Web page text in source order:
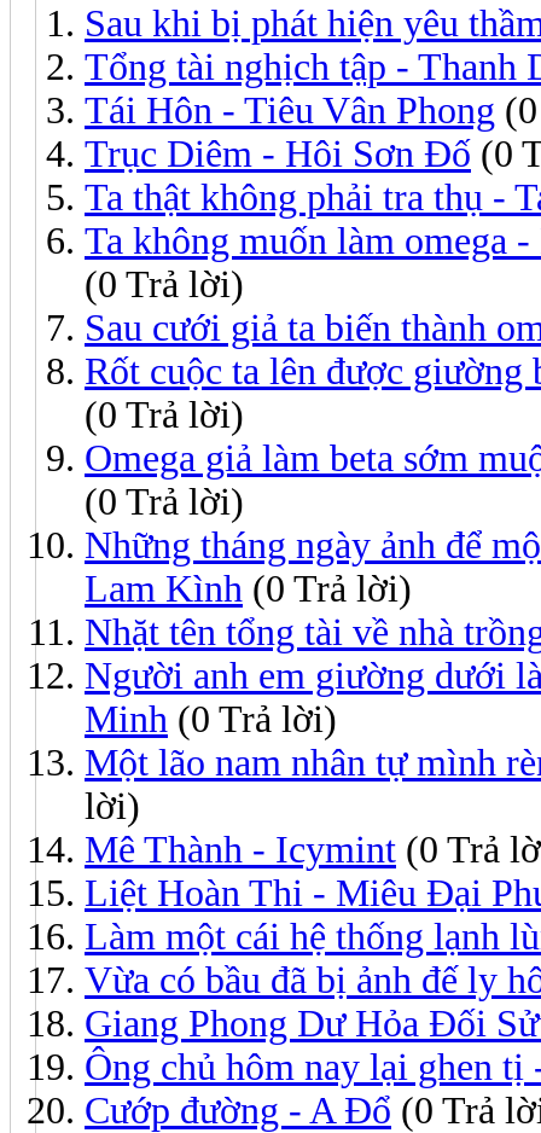
Sau khi bị phát hiện yêu
Tổng tài nghịch tập - Thanh
Tái Hôn - Tiêu Vân Phong
Trục Diêm - Hôi Sơn Đố (0
Ta thật không phải tra thụ -
Ta không muốn làm omega
(0 Trả lời)
Sau cưới giả ta biến thành
Rốt cuộc ta lên được giường
(0 Trả lời)
Omega giả làm beta sớm
(0 Trả lời)
Những tháng ngày ảnh để
Lam Kình (0 Trả lời)
Nhặt tên tổng tài về nhà
Người anh em giường dưới
Minh (0 Trả lời)
Một lão nam nhân tự mình
lời)
Mê Thành - Icymint (0 Trả
Liệt Hoàn Thi - Miêu Đại
Làm một cái hệ thống lạnh
Vừa có bầu đã bị ảnh đế ly
Giang Phong Dư Hỏa Đối
Ông chủ hôm nay lại ghen
Cướp đường - A Đổ (0 Trả